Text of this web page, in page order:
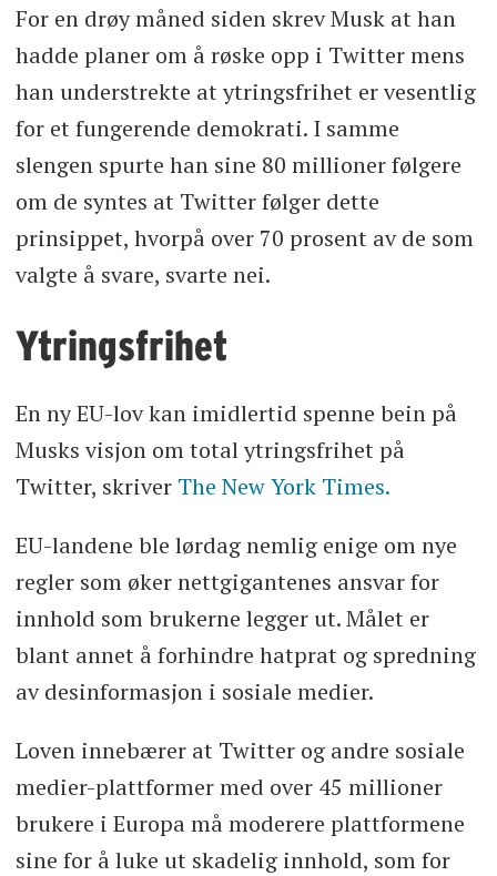
For en drøy måned siden skrev Musk at han
hadde planer om å røske opp i Twitter mens
han understrekte at ytringsfrihet er vesentlig
for et fungerende demokrati. I samme
slengen spurte han sine 80 millioner følgere
om de syntes at Twitter følger dette
prinsippet, hvorpå over 70 prosent av de som
valgte å svare, svarte nei.
Ytringsfrihet
En ny EU-lov kan imidlertid spenne bein på
Musks visjon om total ytringsfrihet på
Twitter, skriver The New York Times.
EU-landene ble lørdag nemlig enige om nye
regler som øker nettgigantenes ansvar for
innhold som brukerne legger ut. Målet er
blant annet å forhindre hatprat og spredning
av desinformasjon i sosiale medier.
Loven innebærer at Twitter og andre sosiale
medier-plattformer med over 45 millioner
brukere i Europa må moderere plattformene
sine for å luke ut skadelig innhold, som for